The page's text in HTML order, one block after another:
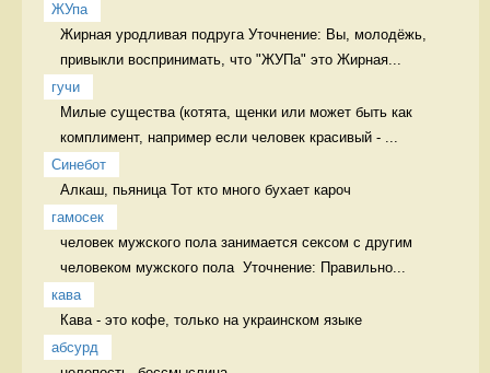
ЖУпа
Жирная уродливая подруга Уточнение: Вы, молодёжь,
привыкли воспринимать, что "ЖУПа" это Жирная...
гучи
Милые существа (котята, щенки или может быть как
комплимент, например если человек красивый - ...
Синебот
Алкаш, пьяница Тот кто много бухает кароч
гамосек
человек мужского пола занимается сексом с другим
человеком мужского пола  Уточнение: Правильно...
кава
Кава - это кофе, только на украинском языке
абсурд